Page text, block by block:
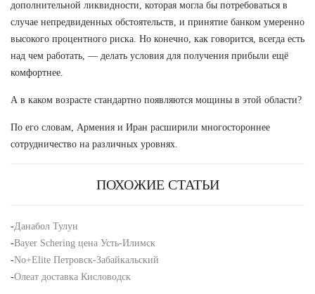
дополнительной ликвидности, которая могла бы потребоваться в
случае непредвиденных обстоятельств, и принятие банком умеренно
высокого процентного риска. Но конечно, как говорится, всегда есть
над чем работать, — делать условия для получения прибыли ещё
комфортнее.
А в каком возрасте стандартно появляются мощины в этой области?
По его словам, Армения и Иран расширили многостороннее
сотрудничество на различных уровнях.
ПОХОЖИЕ СТАТЬИ
-Данабол Тулун
-Bayer Schering цена Усть-Илимск
-No+Elite Петровск-Забайкальский
-Олеат доставка Кисловодск